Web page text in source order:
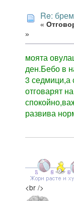
Re:
«
»
моята
ден.Бебо в
3 седмици,а
отговарят
развива
<br />